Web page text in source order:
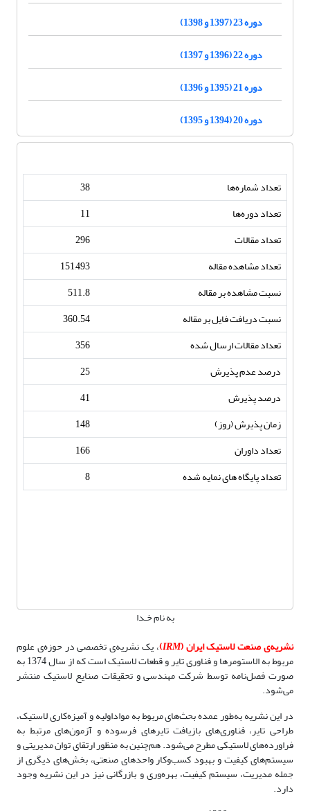
دوره 23 (1397 و 1398)
دوره 22 (1396 و 1397)
دوره 21 (1395 و 1396)
دوره 20 (1394 و 1395)
تعداد شماره‌ها
38
تعداد دوره‌ها
11
تعداد مقالات
296
تعداد مشاهده مقاله
151,493
نسبت مشاهده بر مقاله
511.8
نسبت دریافت فایل بر مقاله
360.54
تعداد مقالات ارسال شده
356
درصد عدم پذیرش
25
درصد پذیرش
41
زمان پذیرش (روز)
148
تعداد داوران
166
تعداد پایگاه های نمایه شده
8
به نام خـدا
نشریه‌ی صنعت لاستیک ایران (IRM
)، یک نشریه‌ی تخصصی در حوزه‌ی علوم
مربوط به الاستومرها و فناوری تایر و قطعات لاستیک است که از سال 1374 به
صورت فصل‌نامه توسط شرکت مهندسی و تحقیقات صنایع لاستیک منتشر
می‌شود.
در این نشریه به‌طور عمده بحث‌های مربوط به مواداولیه و آمیزه‌کاری لاستیک،
طراحی تایر، فناوری‌های بازیافت تایرهای فرسوده و آزمون‌های مرتبط به
فراورده‌های لاستیکی مطرح می‌شود. هم‌چنین به منظور ارتقای توان مدیریتی و
سیستم‌های کیفیت و بهبود کسب‌وکار واحدهای صنعتی، بخش‌های دیگری از
جمله مدیریت، سیستم کیفیت، بهره‌وری و بازرگانی نیز در این نشریه وجود
دارد.